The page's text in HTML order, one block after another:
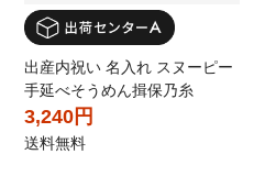
出産内祝い 名入れ スヌーピー
手延べそうめん揖保乃糸
3,240円
送料無料